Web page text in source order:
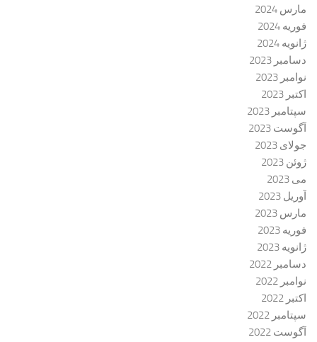
مارس 2024
فوریه 2024
ژانویه 2024
دسامبر 2023
نوامبر 2023
اکتبر 2023
سپتامبر 2023
آگوست 2023
جولای 2023
ژوئن 2023
می 2023
آوریل 2023
مارس 2023
فوریه 2023
ژانویه 2023
دسامبر 2022
نوامبر 2022
اکتبر 2022
سپتامبر 2022
آگوست 2022